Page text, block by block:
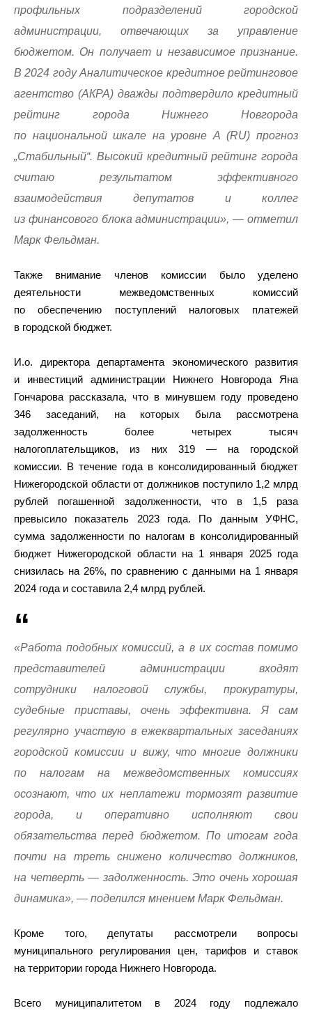
профильных подразделений городской
администрации, отвечающих за управление
бюджетом. Он получает и независимое признание.
В 2024 году Аналитическое кредитное рейтинговое
агентство (АКРА) дважды подтвердило кредитный
рейтинг города Нижнего Новгорода
по национальной шкале на уровне А (RU) прогноз
„Стабильный“. Высокий кредитный рейтинг города
считаю результатом эффективного
взаимодействия депутатов и коллег
из финансового блока администрации», — отметил
Марк Фельдман.
Также внимание членов комиссии было уделено
деятельности межведомственных комиссий
по обеспечению поступлений налоговых платежей
в городской бюджет.
И.о. директора департамента экономического развития
и инвестиций администрации Нижнего Новгорода Яна
Гончарова рассказала, что в минувшем году проведено
346 заседаний, на которых была рассмотрена
задолженность более четырех тысяч
налогоплательщиков, из них 319 — на городской
комиссии. В течение года в консолидированный бюджет
Нижегородской области от должников поступило 1,2 млрд
рублей погашенной задолженности, что в 1,5 раза
превысило показатель 2023 года. По данным УФНС,
сумма задолженности по налогам в консолидированный
бюджет Нижегородской области на 1 января 2025 года
снизилась на 26%, по сравнению с данными на 1 января
2024 года и составила 2,4 млрд рублей.
«Работа подобных комиссий, а в их состав помимо
представителей администрации входят
сотрудники налоговой службы, прокуратуры,
судебные приставы, очень эффективна. Я сам
регулярно участвую в ежеквартальных заседаниях
городской комиссии и вижу, что многие должники
по налогам на межведомственных комиссиях
осознают, что их неплатежи тормозят развитие
города, и оперативно исполняют свои
обязательства перед бюджетом. По итогам года
почти на треть снижено количество должников,
на четверть — задолженность. Это очень хорошая
динамика», — поделился мнением Марк Фельдман.
Кроме того, депутаты рассмотрели вопросы
муниципального регулирования цен, тарифов и ставок
на территории города Нижнего Новгорода.
Всего муниципалитетом в 2024 году подлежало